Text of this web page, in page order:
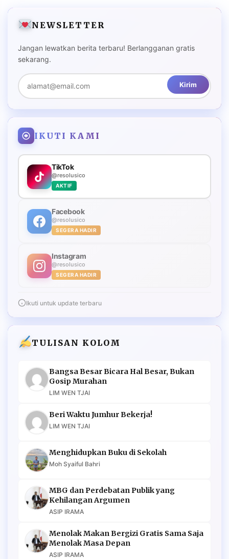
NEWSLETTER
Jangan lewatkan berita terbaru! Berlangganan gratis
sekarang.
Kirim
IKUTI KAMI
TikTok
@resolusico
AKTIF
Facebook
@resolusico
SEGERA HADIR
Instagram
@resolusico
SEGERA HADIR
Ikuti untuk update terbaru
TULISAN KOLOM
Bangsa Besar Bicara Hal Besar, Bukan
Gosip Murahan
LIM WEN TJAI
Beri Waktu Jumhur Bekerja!
LIM WEN TJAI
Menghidupkan Buku di Sekolah
Moh Syaiful Bahri
MBG dan Perdebatan Publik yang
Kehilangan Argumen
ASIP IRAMA
Menolak Makan Bergizi Gratis Sama Saja
Menolak Masa Depan
ASIP IRAMA